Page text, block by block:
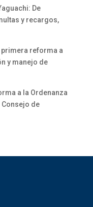
De
y recargos,
primera reforma a
y manejo de
a la Ordenanza
de